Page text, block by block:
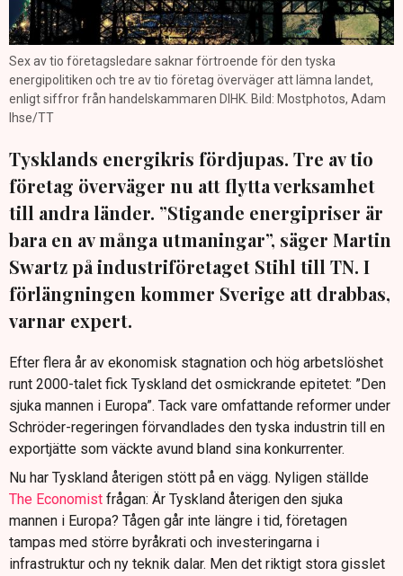
Sex av tio företagsledare saknar förtroende för den tyska
energipolitiken och tre av tio företag överväger att lämna landet,
enligt siffror från handelskammaren DIHK. Bild: Mostphotos, Adam
Ihse/TT
Tysklands energikris fördjupas. Tre av tio
företag överväger nu att flytta verksamhet
till andra länder. ”Stigande energipriser är
bara en av många utmaningar”, säger Martin
Swartz på industriföretaget Stihl till TN. I
förlängningen kommer Sverige att drabbas,
varnar expert.
Efter flera år av ekonomisk stagnation och hög arbetslöshet
runt 2000-talet fick Tyskland det osmickrande epitetet: ”Den
sjuka mannen i Europa”. Tack vare omfattande reformer under
Schröder-regeringen förvandlades den tyska industrin till en
exportjätte som väckte avund bland sina konkurrenter.
Nu har Tyskland återigen stött på en vägg. Nyligen ställde
The Economist frågan: Är Tyskland återigen den sjuka
mannen i Europa? Tågen går inte längre i tid, företagen
tampas med större byråkrati och investeringarna i
infrastruktur och ny teknik dalar. Men det riktigt stora gisslet